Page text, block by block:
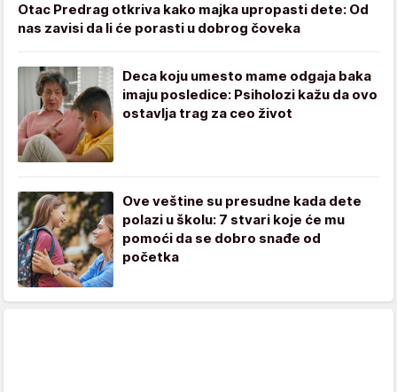
Otac Predrag otkriva kako majka upropasti dete: Od
nas zavisi da li će porasti u dobrog čoveka
Deca koju umesto mame odgaja baka
imaju posledice: Psiholozi kažu da ovo
ostavlja trag za ceo život
Ove veštine su presudne kada dete
polazi u školu: 7 stvari koje će mu
pomoći da se dobro snađe od
početka